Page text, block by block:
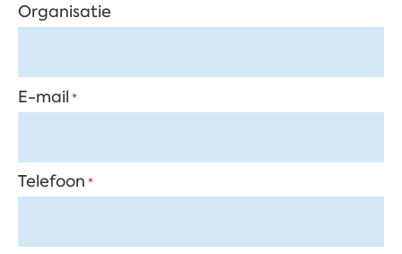
Organisatie
E-mail *
Telefoon *